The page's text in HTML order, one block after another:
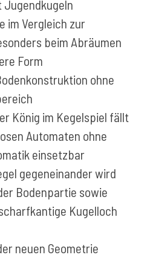
im Vergleich zur
beim Abräumen
Form
ohne
König im Kegelspiel fällt
Automaten ohne
einsetzbar
gegeneinander wird
Bodenpartie sowie
Kugelloch
neuen Geometrie